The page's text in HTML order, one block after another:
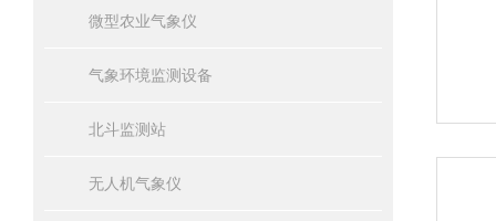
微型农业气象仪
气象环境监测设备
北斗监测站
无人机气象仪